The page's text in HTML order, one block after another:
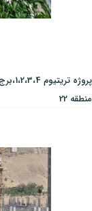
منطقه 22